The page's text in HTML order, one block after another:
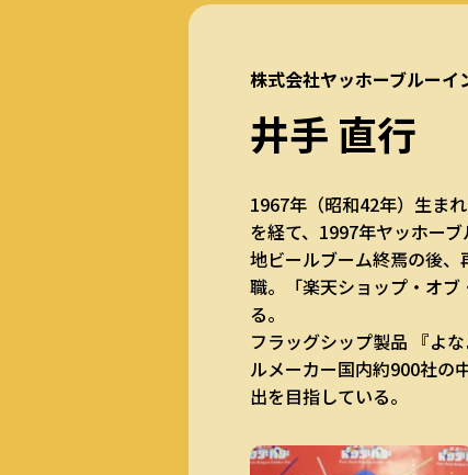
株式会社ヤッホーブルーイ
井手 直行
1967年（昭和42年）生ま
を経て、1997年ヤッホー
地ビールブーム終焉の後
職。「楽天ショップ・オ
る。
フラッグシップ製品 『よ
ルメーカー国内約900社の
出を目指している。